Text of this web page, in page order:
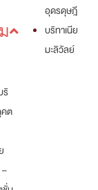
ริ
ต
อุดรดุษฎี
บริทาเนีย
มะลิวัลย์